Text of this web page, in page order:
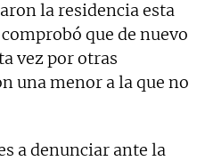
la residencia esta
que de nuevo
vez por otras
una menor a la que no
a denunciar ante la